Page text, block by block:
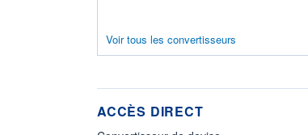
Voir tous les convertisseurs
ACCÈS DIRECT